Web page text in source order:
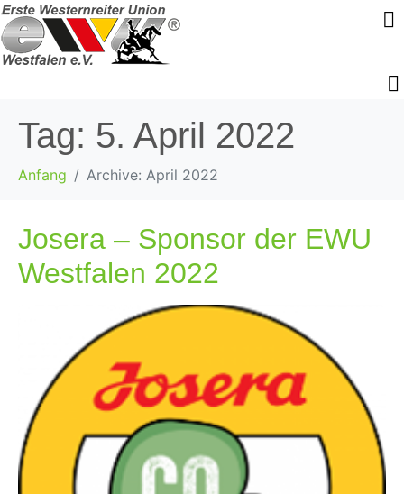
Tag: 5. April 2022
Anfang Archive: April 2022
Josera – Sponsor der EWU
Westfalen 2022